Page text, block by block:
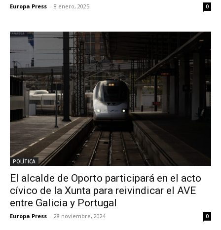
Europa Press - 8 enero, 2025 0
POLÍTICA
El alcalde de Oporto participará en el acto
cívico de la Xunta para reivindicar el AVE
entre Galicia y Portugal
Europa Press - 28 noviembre, 2024 0